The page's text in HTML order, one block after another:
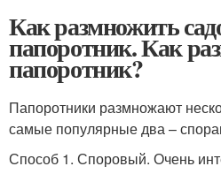
Как размножить
папоротник. Как
папоротник?
Папоротники размножают
самые популярные два –
Способ 1. Споровый. Очень